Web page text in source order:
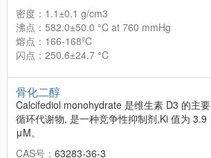
密度：1.1±0.1 g/cm3
沸点：582.0±50.0 °C at 760 mmHg
熔点：166-168ºC
闪点：250.6±24.7 °C
骨化二醇
Calcifediol monohydrate 是维生素 D3 的主要
循环代谢物, 是一种竞争性抑制剂,Ki 值为 3.9
μM。
CAS号： 63283-36-3